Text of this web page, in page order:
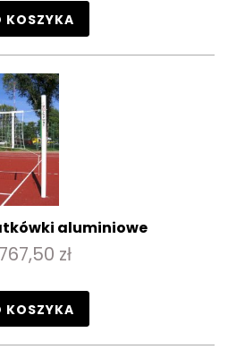
KOSZYKA
aluminiowe
zł
KOSZYKA